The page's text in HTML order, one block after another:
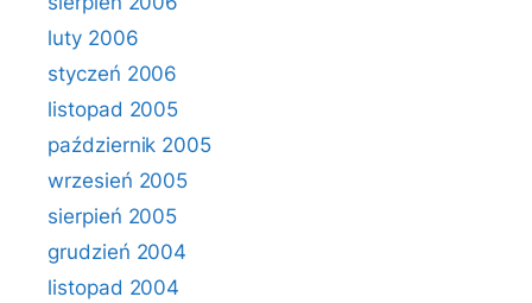
luty 2006
styczeń 2006
listopad 2005
październik 2005
wrzesień 2005
sierpień 2005
grudzień 2004
listopad 2004